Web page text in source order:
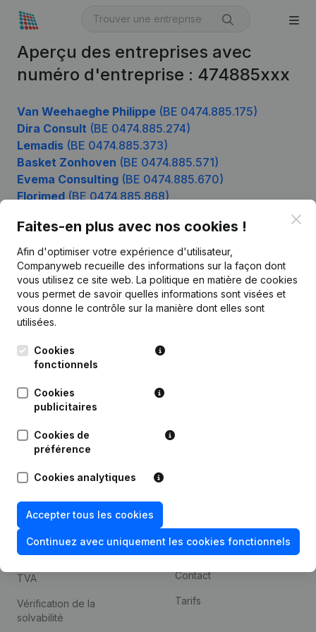
Aperçu des entreprises avec
numéro d'entreprise : 474885xxx
Van Weehaeghe Philippe (BE 0474.885.175)
Dira Consult (BE 0474.885.274)
Lemadis (BE 0474.885.373)
Basket Zonhoven (BE 0474.885.571)
Evema Consulting (BE 0474.885.670)
Florimed(BE 0474.885.868)
Faites-en plus avec nos cookies !
Afin d'optimiser votre expérience d'utilisateur,
Companyweb recueille des informations sur la façon dont
vous utilisez ce site web. La politique en matière de cookies
vous permet de savoir quelles informations sont visées et
vous donne le contrôle sur la manière dont elles sont
utilisées.
Cookies
fonctionnels
Cookies
publicitaires
Cookies de
préférence
Cookies analytiques
Accepter tous les cookies
Continuez avec uniquement les cookies fonctionnels
Français
Kantorenpark Everest
Leuvensesteenweg
1800 Vilvoorde
Produit
Informations d’entreprise
Monitoring
Compliance et prévention
de la fraude
Consulter des comptes
annuels
TVA
Vérification de la
solvabilité
Contact
Tarifs